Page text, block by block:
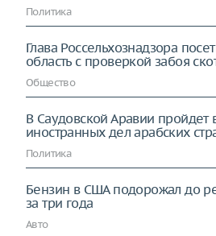
Политика
Глава Россельхознадзора
область с проверкой забоя
Общество
В Саудовской Аравии пройдет
иностранных дел арабских
Политика
Бензин в США подорожал до
за три года
Авто